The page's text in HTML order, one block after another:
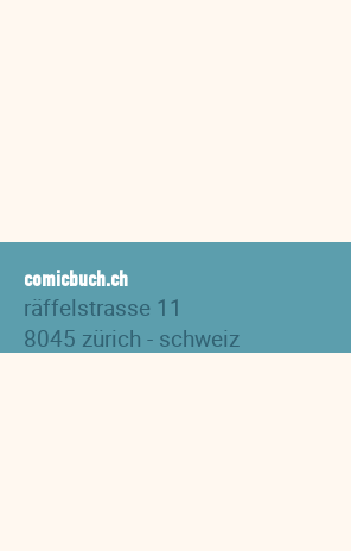
comicbuch.ch
räffelstrasse 11
8045 zürich - schweiz